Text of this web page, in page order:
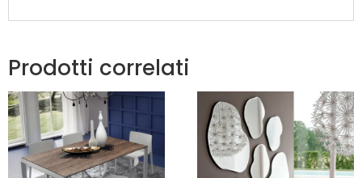
Prodotti correlati